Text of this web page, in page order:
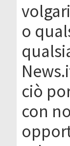
o
ciò
con